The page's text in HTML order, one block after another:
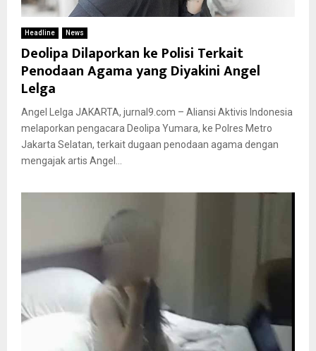
Headline News
Deolipa Dilaporkan ke Polisi Terkait
Penodaan Agama yang Diyakini Angel
Lelga
Angel Lelga JAKARTA, jurnal9.com – Aliansi Aktivis Indonesia
melaporkan pengacara Deolipa Yumara, ke Polres Metro
Jakarta Selatan, terkait dugaan penodaan agama dengan
mengajak artis Angel...